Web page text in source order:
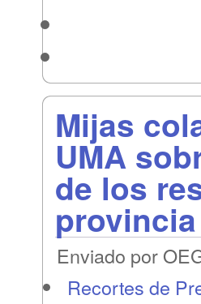
Mijas
UMA
de los
provincia
Enviado por
Recortes de